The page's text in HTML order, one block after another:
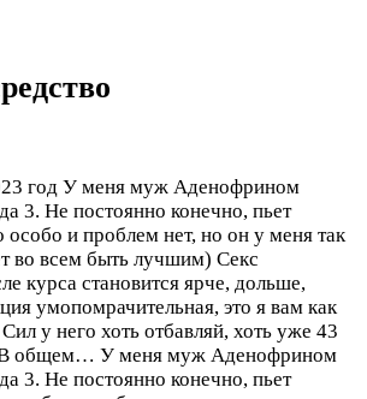
год У меня муж Аденофрином
3. Не постоянно конечно, пьет
особо и проблем нет, но он у меня так
во всем быть лучшим) Секс
курса становится ярче, дольше,
умопомрачительная, это я вам как
у него хоть отбавляй, хоть уже 43
В общем… У меня муж Аденофрином
3. Не постоянно конечно, пьет